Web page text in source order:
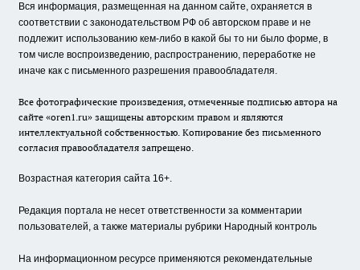
Вся информация, размещенная на данном сайте, охраняется в
соответствии с законодательством РФ об авторском праве и не
подлежит использованию кем-либо в какой бы то ни было форме, в
том числе воспроизведению, распространению, переработке не
иначе как с письменного разрешения правообладателя.
Все фотографические произведения, отмеченные подписью автора на
сайте «oren1.ru» защищены авторским правом и являются
интеллектуальной собственностью. Копирование без письменного
согласия правообладателя запрещено.
Возрастная категория сайта 16+.
Редакция портала не несет ответственности за комментарии
пользователей, а также материалы рубрики Народный контроль
На информационном ресурсе применяются рекомендательные